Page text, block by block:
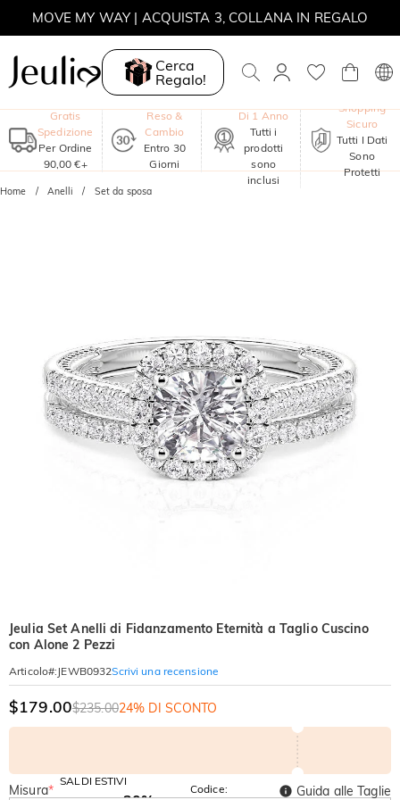
MOVE MY WAY | ACQUISTA 3, COLLANA IN REGALO
Cerca
Regalo!
Gratis
Spedizione
Per Ordine
90,00 €+
Reso &
Cambio
Entro 30
Giorni
Di 1 Anno
Tutti i
prodotti
sono
inclusi
Shopping
Sicuro
Tutti I Dati
Sono
Protetti
Home Anelli Set da sposa
Jeulia Set Anelli di Fidanzamento Eternità a Taglio Cuscino
con Alone 2 Pezzi
Articolo#: JEWB0932Scrivi una recensione
$179.00$235.0024% DI SCONTO
SALDI ESTIVI
Codice:
Misura*
Guida alle Taglie